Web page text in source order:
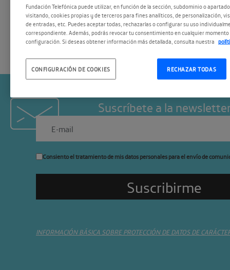
Cultura y Deporte para
Suscríbete a la
Consiento el tratamiento de mis datos personales para el envío de
INFORMACIÓN BÁSICA SOBRE PROTECCIÓN DE DATOS DE
Fundación Telefónica puede utilizar, en función de la sección, subdominio o
visitando, cookies propias y de terceros para fines analíticos, de personalización,
de entradas, etc. Puedes aceptar todas, rechazarlas o configurar su uso
correspondiente. Además, podrás revocar tu consentimiento en cualquier momento
configuración. Si deseas obtener información más detallada, consulta nuestra
RECHAZAR TODAS
CONFIGURACIÓN DE COOKIES